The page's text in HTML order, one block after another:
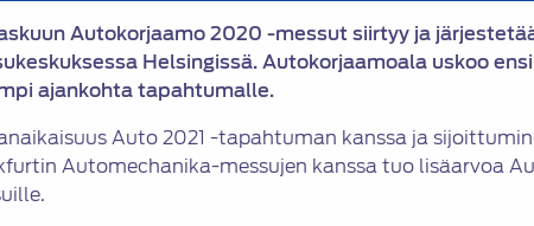
Autokorjaamo 2020 -messut siirtyy ja
Helsingissä. Autokorjaamoala uskoo
ajankohta tapahtumalle.
Auto 2021 -tapahtuman kanssa ja
Automechanika-messujen kanssa tuo lisäarvoa